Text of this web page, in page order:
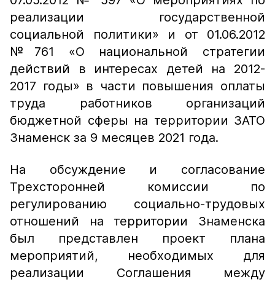
реализации государственной
социальной политики» и от 01.06.2012
№761 «О национальной стратегии
действий в интересах детей на 2012-
2017 годы» в части повышения оплаты
труда работников организаций
бюджетной сферы на территории ЗАТО
Знаменск за 9 месяцев 2021 года.
На обсуждение и согласование
Трехсторонней комиссии по
регулированию социально-трудовых
отношений на территории Знаменска
был представлен проект плана
мероприятий, необходимых для
реализации Соглашения между